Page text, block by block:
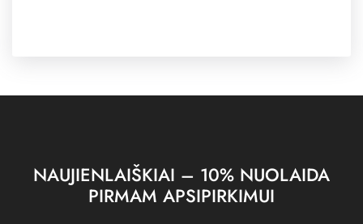
NAUJIENLAIŠKIAI – 10% NUOLAIDA
PIRMAM APSIPIRKIMUI